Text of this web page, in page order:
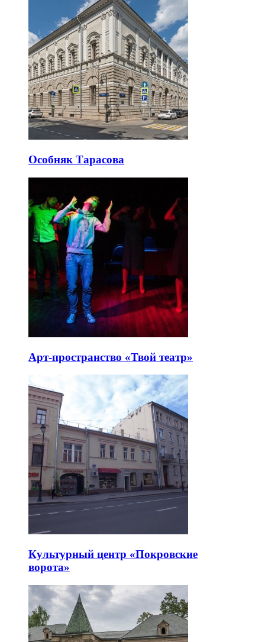
Особняк Тарасова
Арт-пространство «Твой театр»
Культурный центр «Покровские
ворота»